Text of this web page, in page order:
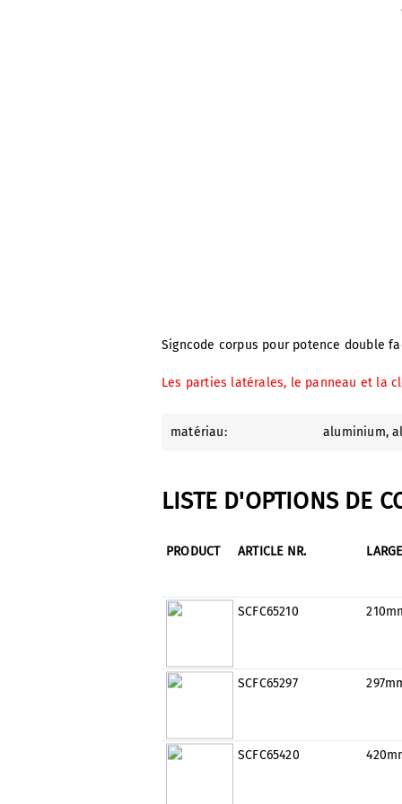
Signcode corpus pour potence double
Les parties latérales, le panneau et la
matériau: aluminium,
LISTE D'OPTIONS DE
PRODUCT ARTICLE NR.
SCFC65210
SCFC65297
SCFC65420